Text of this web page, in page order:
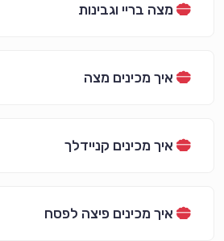
מצה בריי וגבינות
איך מכינים מצה
איך מכינים קניידלך
איך מכינים פיצה לפסח